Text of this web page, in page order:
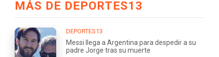
MÁS DE DEPORTES13
DEPORTES13
Messi llega a Argentina para despedir a su
padre Jorge tras su muerte